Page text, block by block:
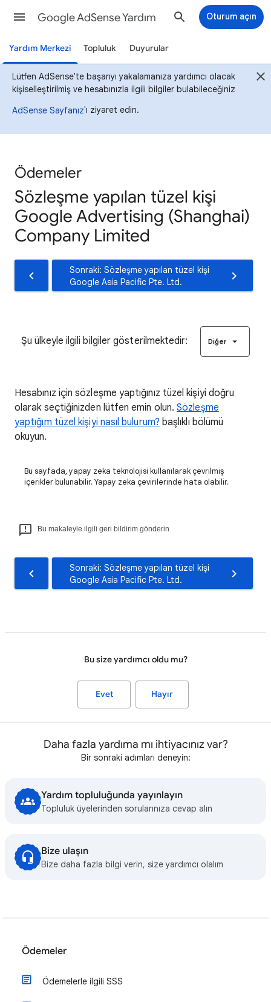
Google AdSense Yardım Oturum açın
Yardım Merkezi Topluluk Duyurular
Lütfen AdSense'te başarıyı yakalamanıza yardımcı olacak
kişiselleştirilmiş ve hesabınızla ilgili bilgiler bulabileceğiniz
AdSense Sayfanız'ı ziyaret edin.
Ödemeler
Sözleşme yapılan tüzel kişi
Google Advertising (Shanghai)
Company Limited
Sonraki: Sözleşme yapılan tüzel kişi
Google Asia Pacific Pte. Ltd.
Şu ülkeyle ilgili bilgiler gösterilmektedir: Diğer
Hesabınız için sözleşme yaptığınız tüzel kişiyi doğru
olarak seçtiğinizden lütfen emin olun.Sözleşme
yaptığım tüzel kişiyi nasıl bulurum? başlıklı bölümü
okuyun.
Bu sayfada, yapay zeka teknolojisi kullanılarak çevrilmiş
içerikler bulunabilir. Yapay zeka çevirilerinde hata olabilir.
Bu makaleyle ilgili geri bildirim gönderin
Sonraki: Sözleşme yapılan tüzel kişi
Google Asia Pacific Pte. Ltd.
Bu size yardımcı oldu mu?
Evet Hayır
Daha fazla yardıma mı ihtiyacınız var?
Bir sonraki adımları deneyin:
Yardım topluluğunda yayınlayın
Topluluk üyelerinden sorularınıza cevap alın
Bize ulaşın
Bize daha fazla bilgi verin, size yardımcı olalım
Ödemeler
Ödemelerle ilgili SSS